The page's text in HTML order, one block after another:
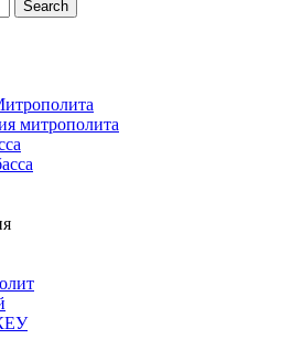
митрополита